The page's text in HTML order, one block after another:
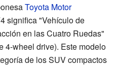
Toyota Motor
significa "Vehículo de
en las Cuatro Ruedas"
4-wheel drive). Este modelo
de los SUV compactos